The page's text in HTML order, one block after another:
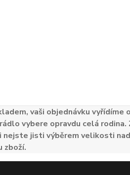
vaši objednávku vyřídíme
vybere opravdu celá
jisti výběrem velikosti
zboží.